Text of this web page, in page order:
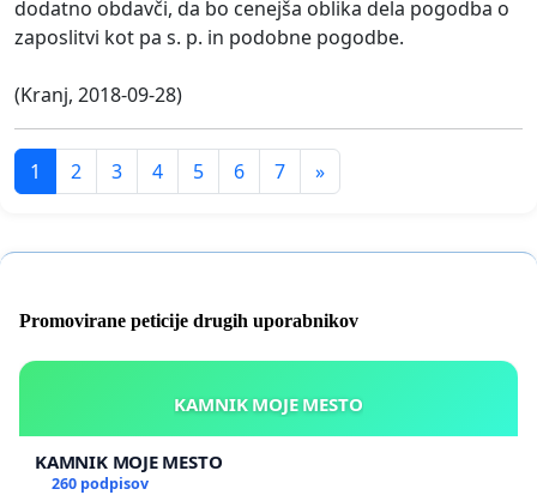
dodatno obdavči, da bo cenejša oblika dela pogodba o
zaposlitvi kot pa s. p. in podobne pogodbe.
(Kranj, 2018-09-28)
1 2 3 4 5 6 7 »
Promovirane peticije drugih uporabnikov
KAMNIK MOJE MESTO
KAMNIK MOJE MESTO
260 podpisov